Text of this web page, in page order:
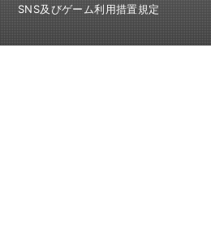
SNS及びゲーム利用措置規定